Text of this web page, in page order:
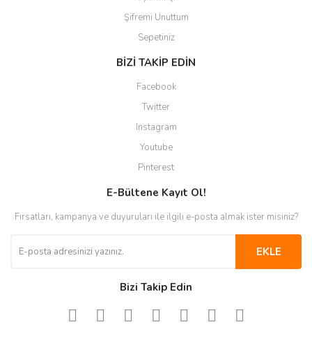
Şifremi Unuttum
Sepetiniz
BİZİ TAKİP EDİN
Facebook
Twitter
Instagram
Youtube
Pinterest
E-Bültene Kayıt Ol!
Fırsatları, kampanya ve duyuruları ile ilgili e-posta almak ister misiniz?
EKLE
Bizi Takip Edin